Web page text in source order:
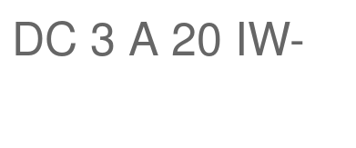
3 A 20 IW-